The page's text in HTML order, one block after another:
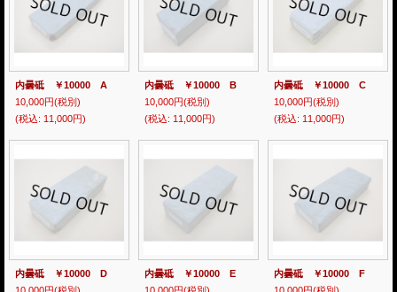
内曇砥 ￥10000 A
10,000円(税別)
(税込: 11,000円)
内曇砥 ￥10000 B
10,000円(税別)
(税込: 11,000円)
内曇砥 ￥10000 C
10,000円(税別)
(税込: 11,000円)
内曇砥 ￥10000 D
内曇砥 ￥10000 E
内曇砥 ￥10000 F